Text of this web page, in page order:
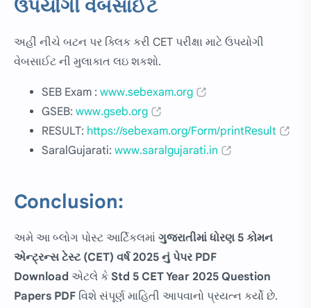
ઉપયોગી વેબસાઈટ
અહીં નીચે બટન પર ક્લિક કરી CET પરીક્ષા માટે ઉપયોગી
વેબસાઈટ ની મુલાકાત લઇ શકશો.
SEB Exam : www.sebexam.org
GSEB: www.gseb.org
RESULT: https://sebexam.org/Form/printResult
SaralGujarati: www.saralgujarati.in
Conclusion:
અમે આ બ્લોગ પોસ્ટ આર્ટિકલમાં ગુજરાતીમાં ધોરણ 5 કોમન
એન્ટ્રન્સ ટેસ્ટ (CET) વર્ષ 2025 નું પેપર PDF
Download એટલે કે Std 5 CET Year 2025 Question
Papers PDF વિશે સંપૂર્ણ માહિતી આપવાનો પ્રયત્ન કર્યો છે.